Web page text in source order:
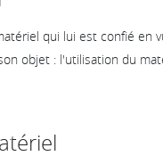
qui lui est confié en
objet : l'utilisation du